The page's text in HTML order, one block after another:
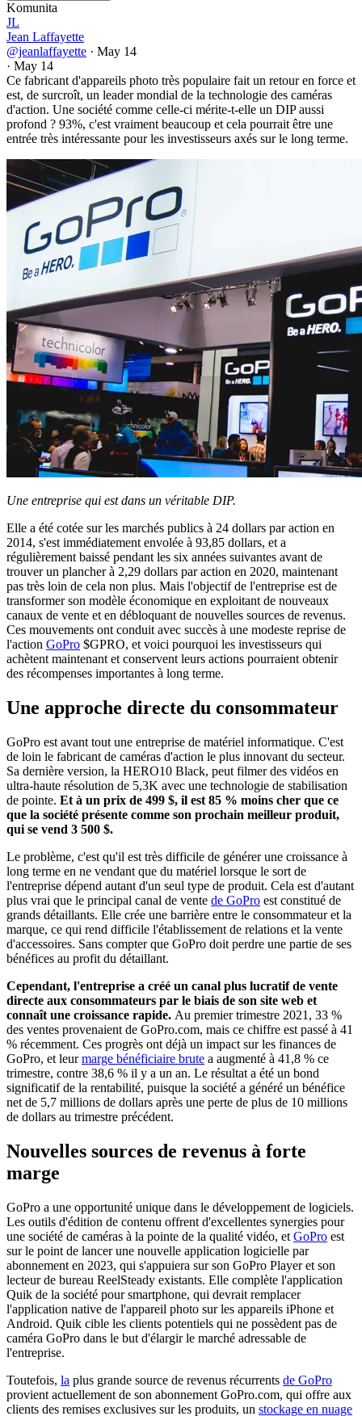
Komunita
JL
Jean Laffayette
@jeanlaffayette · May 14
· May 14
Ce fabricant d'appareils photo très populaire fait un retour en force et
est, de surcroît, un leader mondial de la technologie des caméras
d'action. Une société comme celle-ci mérite-t-elle un DIP aussi
profond ? 93%, c'est vraiment beaucoup et cela pourrait être une
entrée très intéressante pour les investisseurs axés sur le long terme.
Une entreprise qui est dans un véritable DIP.
Elle a été cotée sur les marchés publics à 24 dollars par action en
2014, s'est immédiatement envolée à 93,85 dollars, et a
régulièrement baissé pendant les six années suivantes avant de
trouver un plancher à 2,29 dollars par action en 2020, maintenant
pas très loin de cela non plus. Mais l'objectif de l'entreprise est de
transformer son modèle économique en exploitant de nouveaux
canaux de vente et en débloquant de nouvelles sources de revenus.
Ces mouvements ont conduit avec succès à une modeste reprise de
l'action GoPro $GPRO, et voici pourquoi les investisseurs qui
achètent maintenant et conservent leurs actions pourraient obtenir
des récompenses importantes à long terme.
Une approche directe du consommateur
GoPro est avant tout une entreprise de matériel informatique. C'est
de loin le fabricant de caméras d'action le plus innovant du secteur.
Sa dernière version, la HERO10 Black, peut filmer des vidéos en
ultra-haute résolution de 5,3K avec une technologie de stabilisation
de pointe. Et à un prix de 499 $, il est 85 % moins cher que ce
que la société présente comme son prochain meilleur produit,
qui se vend 3 500 $.
Le problème, c'est qu'il est très difficile de générer une croissance à
long terme en ne vendant que du matériel lorsque le sort de
l'entreprise dépend autant d'un seul type de produit. Cela est d'autant
plus vrai que le principal canal de vente de GoPro est constitué de
grands détaillants. Elle crée une barrière entre le consommateur et la
marque, ce qui rend difficile l'établissement de relations et la vente
d'accessoires. Sans compter que GoPro doit perdre une partie de ses
bénéfices au profit du détaillant.
Cependant, l'entreprise a créé un canal plus lucratif de vente
directe aux consommateurs par le biais de son site web et
connaît une croissance rapide. Au premier trimestre 2021, 33 %
des ventes provenaient de GoPro.com, mais ce chiffre est passé à 41
% récemment. Ces progrès ont déjà un impact sur les finances de
GoPro, et leurmarge bénéficiaire brute a augmenté à 41,8 % ce
trimestre, contre 38,6 % il y a un an. Le résultat a été un bond
significatif de la rentabilité, puisque la société a généré un bénéfice
net de 5,7 millions de dollars après une perte de plus de 10 millions
de dollars au trimestre précédent.
Nouvelles sources de revenus à forte
marge
GoPro a une opportunité unique dans le développement de logiciels.
Les outils d'édition de contenu offrent d'excellentes synergies pour
une société de caméras à la pointe de la qualité vidéo, et GoPro est
sur le point de lancer une nouvelle application logicielle par
abonnement en 2023, qui s'appuiera sur son GoPro Player et son
lecteur de bureau ReelSteady existants. Elle complète l'application
Quik de la société pour smartphone, qui devrait remplacer
l'application native de l'appareil photo sur les appareils iPhone et
Android. Quik cible les clients potentiels qui ne possèdent pas de
caméra GoPro dans le but d'élargir le marché adressable de
l'entreprise.
Toutefois, la plus grande source de revenus récurrents de GoPro
provient actuellement de son abonnement GoPro.com, qui offre aux
clients des remises exclusives sur les produits, un stockage en nuage